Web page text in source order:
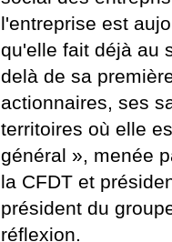
l'entreprise est
qu'elle fait déjà au
delà de sa
actionnaires, ses
territoires où elle
général », menée
la CFDT et
président du
réflexion.